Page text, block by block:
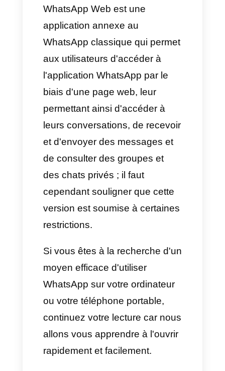
liés à l'utilisation de
WhatsApp Web ?
Pourquoi faut-il utiliser un
CRM pour WhatsApp ?
WhatsApp Web est une
application annexe au
WhatsApp classique qui permet
aux utilisateurs d'accéder à
l'application WhatsApp par le
leurs conversations, de recevoir
et d'envoyer des messages et
de consulter des groupes et
des chats privés ; il faut
cependant souligner que cette
version est soumise à certaines